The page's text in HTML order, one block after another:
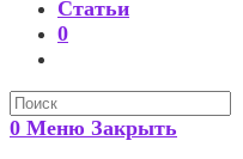
Статьи
0
Search
this
website
0 Меню Закрыть